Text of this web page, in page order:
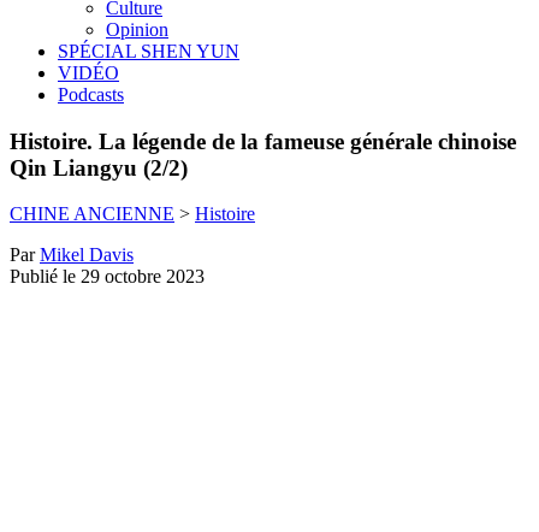
Culture
Opinion
SPÉCIAL SHEN YUN
VIDÉO
Podcasts
Histoire. La légende de la fameuse générale chinoise
Qin Liangyu (2/2)
CHINE ANCIENNE > Histoire
ParMikel Davis
Publié le 29 octobre 2023